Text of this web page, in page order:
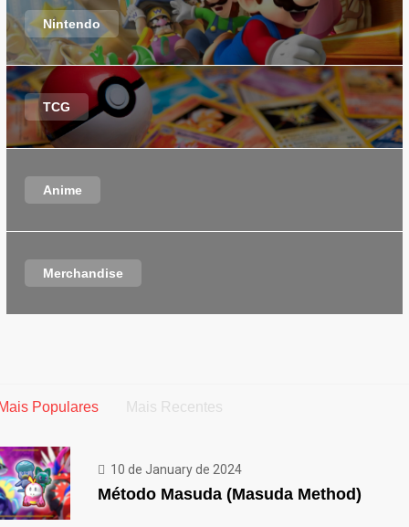
Nintendo
TCG
Anime
Merchandise
Populares Mais Recentes
10 de January de 2024
Método Masuda (Masuda Method)